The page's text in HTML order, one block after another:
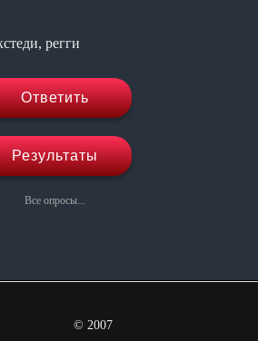
регги
Ответить
Результаты
Все опросы...
© 2007